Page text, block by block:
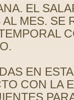
EL
MES. SE
EN
CON LA